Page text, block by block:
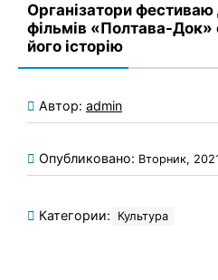
Організатори
фільмів «Полтава-Док»
його історію
Автор: admin
Опубликовано: Вторник,
Категории: Культура